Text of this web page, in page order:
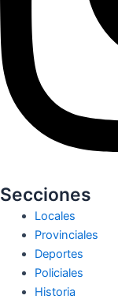
Secciones
Locales
Provinciales
Deportes
Policiales
Historia